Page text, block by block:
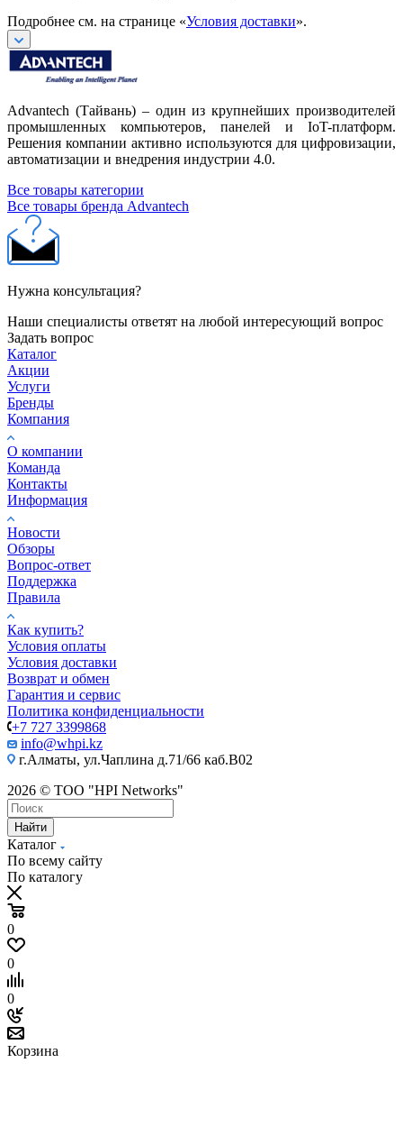
Подробнее см. на странице «Условия доставки».
Advantech (Тайвань) – один из крупнейших производителей
промышленных компьютеров, панелей и IoT-платформ.
Решения компании активно используются для цифровизации,
автоматизации и внедрения индустрии 4.0.
Все товары категории
Все товары бренда Advantech
Нужна консультация?
Наши специалисты ответят на любой интересующий вопрос
Задать вопрос
Каталог
Акции
Услуги
Бренды
Компания
О компании
Команда
Контакты
Информация
Новости
Обзоры
Вопрос-ответ
Поддержка
Правила
Как купить?
Условия оплаты
Условия доставки
Возврат и обмен
Гарантия и сервис
Политика конфиденциальности
+7 727 3399868
info@whpi.kz
г.Алматы, ул.Чаплина д.71/66 каб.B02
2026 © ТОО "HPI Networks"
Найти
Каталог
По всему сайту
По каталогу
0
0
0
Корзина